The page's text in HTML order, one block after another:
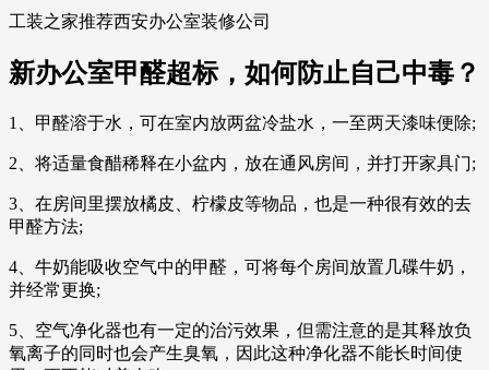
工装之家推荐西安办公室装修公司
新办公室甲醛超标，如何防止自己中毒？
1、甲醛溶于水，可在室内放两盆冷盐水，一至两天漆味便除;
2、将适量食醋稀释在小盆内，放在通风房间，并打开家具门;
3、在房间里摆放橘皮、柠檬皮等物品，也是一种很有效的去
甲醛方法;
4、牛奶能吸收空气中的甲醛，可将每个房间放置几碟牛奶，
并经常更换;
5、空气净化器也有一定的治污效果，但需注意的是其释放负
氧离子的同时也会产生臭氧，因此这种净化器不能长时间使